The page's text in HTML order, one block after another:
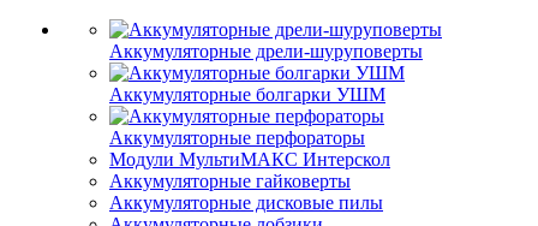
Аккумуляторные дрели-шуруповерты
Аккумуляторные болгарки УШМ
Аккумуляторные перфораторы
Модули МультиМАКС Интерскол
Аккумуляторные гайковерты
Аккумуляторные дисковые пилы